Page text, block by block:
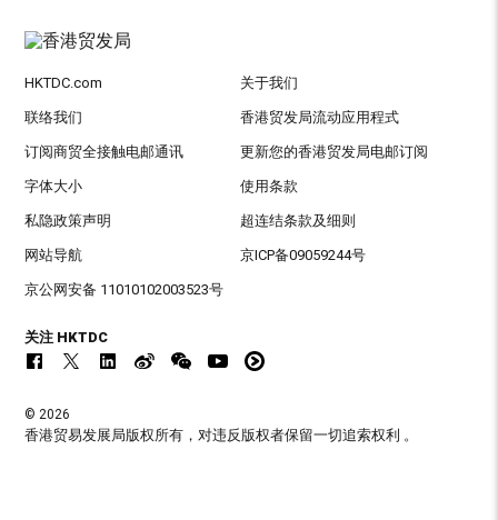
HKTDC.com 关于我们
联络我们 香港贸发局流动应用程式
订阅商贸全接触电邮通讯 更新您的香港贸发局电邮订阅
字体大小 使用条款
私隐政策声明 超连结条款及细则
网站导航 京ICP备09059244号
京公网安备 11010102003523号
关注 HKTDC
© 2026
香港贸易发展局版权所有，对违反版权者保留一切追索权利 。